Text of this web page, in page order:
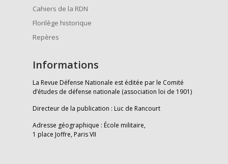
Cahiers de la RDN
Florilège historique
Repères
Informations
La Revue Défense Nationale est éditée par le Comité
d’études de défense nationale (association loi de 1901)
Directeur de la publication : Luc de Rancourt
Adresse géographique : École militaire,
1 place Joffre, Paris VII